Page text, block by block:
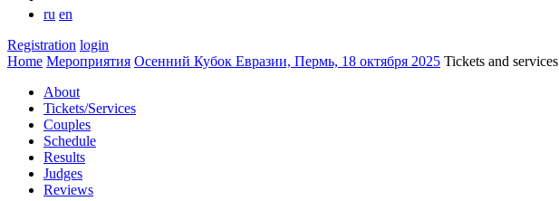
ru en
Registration login
Home Мероприятия Осенний Кубок Евразии, Пермь, 18 октября 2025 Tickets and services
About
Tickets/Services
Couples
Schedule
Results
Judges
Reviews